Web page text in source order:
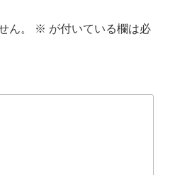
ん。 ※ が付いている欄は必